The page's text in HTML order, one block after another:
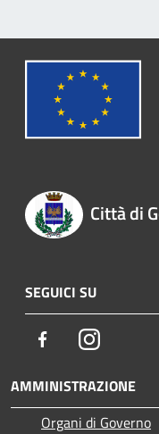
Città di
SEGUICI SU
FacebookInstagram
AMMINISTRAZIONE
Organi di Governo